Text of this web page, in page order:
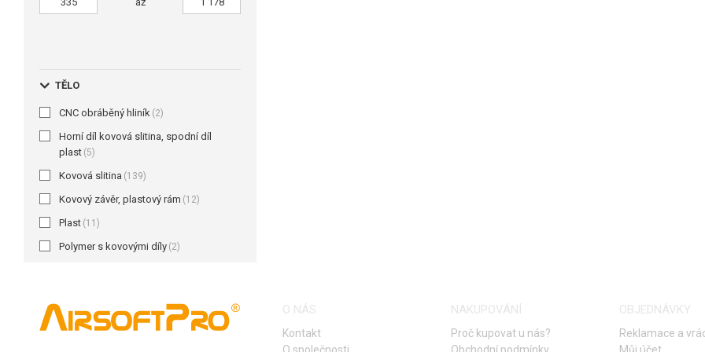
TĚLO
CNC obráběný hliník (2)
Horní díl kovová slitina, spodní díl
plast (5)
Kovová slitina (139)
Kovový závěr, plastový rám (12)
Plast (11)
Polymer s kovovými díly (2)
O NÁS
Kontakt
NAKUPOVÁNÍ
Proč kupovat u nás?
OBJEDNÁVKY
Reklamace a